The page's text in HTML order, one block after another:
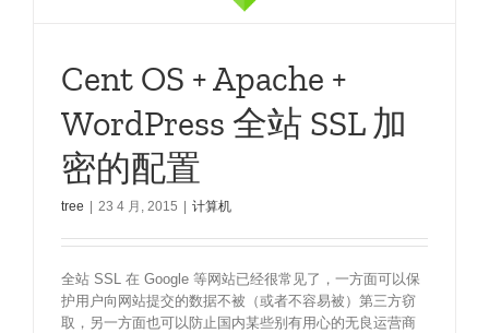
Cent OS + Apache +
WordPress 全站 SSL 加
密的配置
tree 23 4 月, 2015 计算机
全站 SSL 在 Google 等网站已经很常见了，一方面可以保
护用户向网站提交的数据不被（或者不容易被）第三方窃
取，另一方面也可以防止国内某些别有用心的无良运营商